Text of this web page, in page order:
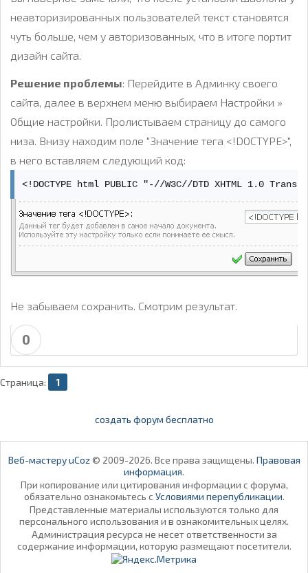
неавторизированных пользователей текст становятся
чуть больше, чем у авторизованных, что в итоге портит
дизайн сайта.
Решение проблемы: Перейдите в Админку своего
сайта, далее в верхнем меню выбираем Настройки »
Общие настройки. Пролистываем страницу до самого
низа. Внизу находим поле "Значение тега <!DOCTYPE>",
в него вставляем следующий код:
<!DOCTYPE html PUBLIC "-//W3C//DTD XHTML 1.0
Не забываем сохранить. Смотрим результат.
0
Страница: 1
создать форум бесплатно
Веб-мастеру uCoz© 2009-2026. Все права защищены. Правовая
информация.
При копирование или цитирования информации с форума,
обязательно ознакомьтесь с Условиями перепубликации.
Представленные материалы используются только для
персонального использования и в ознакомительных целях.
Администрация ресурса не несет ответственности за
содержание информации, которую размещают посетители.